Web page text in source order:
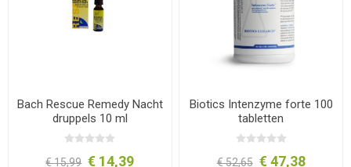
Bach Rescue Remedy Nacht
druppels 10 ml
€ 15,99 € 14,39
Biotics Intenzyme forte 100
tabletten
€ 52,65 € 47,38